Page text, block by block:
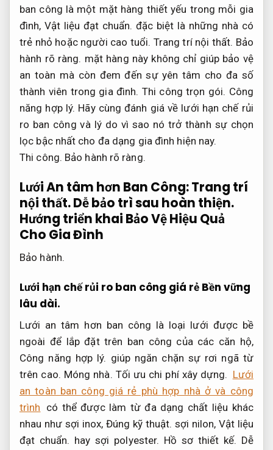
ban công là một mặt hàng thiết yếu trong mỗi gia
đình,Vật liệu đạt chuẩn. đặc biệt là những nhà có
trẻ nhỏ hoặc người cao tuổi. Trang trí nội thất. Bảo
hành rõ ràng. mặt hàng này không chỉ giúp bảo vệ
an toàn mà còn đem đến sự yên tâm cho đa số
thành viên trong gia đình. Thi công trọn gói. Công
năng hợp lý. Hãy cùng đánh giá về lưới hạn chế rủi
ro ban công và lý do vì sao nó trở thành sự chọn
lọc bậc nhất cho đa dạng gia đình hiện nay.
Thi công. Bảo hành rõ ràng.
Lưới An tâm hơn Ban Công:Trang trí
nội thất.Dễ bảo trì sau hoàn thiện.
Hướng triển khai Bảo Vệ Hiệu Quả
Cho Gia Đình
Bảo hành.
Lưới hạn chế rủi ro ban công giá rẻ Bền vững
lâu dài.
Lưới an tâm hơn ban công là loại lưới được bề
ngoài để lắp đặt trên ban công của các căn hộ,
Công năng hợp lý. giúp ngăn chặn sự rơi ngã từ
trên cao. Móng nhà. Tối ưu chi phí xây dựng. Lưới
an toàn ban công giá rẻ phù hợp nhà ở và công
trình có thể được làm từ đa dạng chất liệu khác
nhau như sợi inox, Đúng kỹ thuật. sợi nilon, Vật liệu
đạt chuẩn. hay sợi polyester. Hồ sơ thiết kế. Dễ